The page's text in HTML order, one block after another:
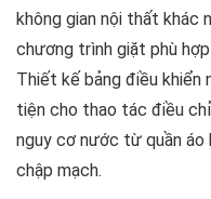
không gian nội thất khác
chương trình giặt phù
Thiết kế bảng điều khiển
tiện cho thao tác điều
nguy cơ nước từ quần áo
chập mạch.